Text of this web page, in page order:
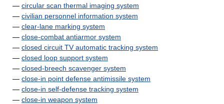
— circular scan thermal imaging system
— civilian personnel information system
— clear-lane marking system
— close-combat antiarmor system
— closed circuit TV automatic tracking system
— closed loop support system
— closed-breech scavenger system
— close-in point defense antimissile system
— close-in self-defense tracking system
— close-in weapon system